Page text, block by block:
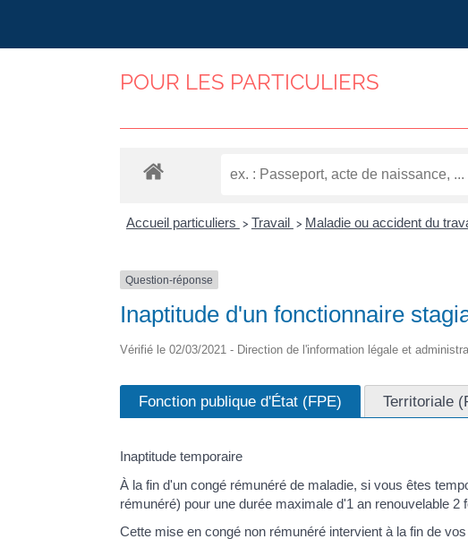
POUR LES PARTICULIERS
Accueil particuliers > Travail > Maladie ou accident du
Question-réponse
Inaptitude d'un fonctionnaire
Vérifié le 02/03/2021 - Direction de l'information légale et
Fonction publique d'État (FPE) Territoriale
Inaptitude temporaire
À la fin d'un congé rémunéré de maladie, si vous êtes
rémunéré) pour une durée maximale d'1 an renouvelable 2
Cette mise en congé non rémunéré intervient à la fin de